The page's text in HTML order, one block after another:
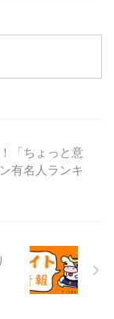
「ちょっと意
有名人ランキ